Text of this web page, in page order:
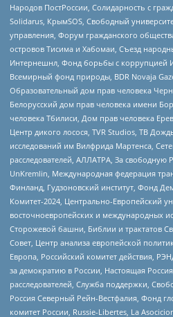
Народов ПостРоссии, Солидарность с
Solidarus, КрымSOS, Свободный
управления, Форум гражданского
островов Тисима и Хабомаи, Съезд
Интернешнл, Фонд борьбы с коррупцией
Всемирный фонд природы, BDR Novaja
Образовательный дом прав человека
Белорусский дом прав человека имени
человека Тбилиси, Дом прав человека
Центр дикого лосося, TVR Studios, ТВ
исследований им Вилфрида Мартенса,
расследователей, АЛЛАТРА, За свободную
UnKremlin, Международная федерация
Финланд, Гудзоновский институт, Фонд
Комитет-2024, Центрально-Европейский
восточноевропейских и международных
Сторожевой башни, Библии и трактатов
Совет, Центр анализа европейской
Европа, Российский комитет действия,
за демократию в России, Настоящая
расследователей, Служба поддержки,
Россия Северный Рейн-Вестфалия, Фонд
комитет России, Russie-Libertes, La